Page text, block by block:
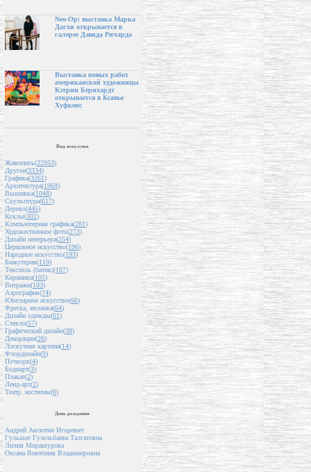
Neo-Op: выставка Марка
Дагли открывается в
галерее Дэвида Ричарда
Выставка новых работ
американской художницы
Кэтрин Бернхардт
открывается в Ксавье
Хуфкенс
Вид искусства
Живопись(22953)
Другое(3334)
Графика(3261)
Архитектура(1969)
Вышивка(1048)
Скульптура(617)
Дерево(445)
Куклы(302)
Компьютерная графика(281)
Художественное фото(273)
Дизайн интерьера(254)
Церковное искусство(196)
Народное искусство(193)
Бижутерия(119)
Текстиль (батик)(107)
Керамика(105)
Витражи(103)
Аэрография(74)
Ювелирное искусство(66)
Фреска, мозаика(64)
Дизайн одежды(61)
Стекло(57)
Графический дизайн(38)
Декорации(26)
Лоскутная картина(14)
Флордизайн(9)
Пэчворк(4)
Бодиарт(3)
Плакат(2)
Ленд-арт(2)
Театр. костюмы(0)
День рождения
Андрей Аксютин Игоревич
Гульшат Гузельбаева Талгатовна
Лилия Мирашурова
Оксана Винтонив Владимировна